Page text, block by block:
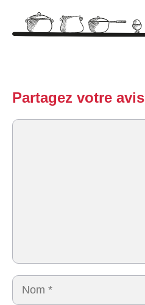
Partagez votre avis
Commentaire
Nom